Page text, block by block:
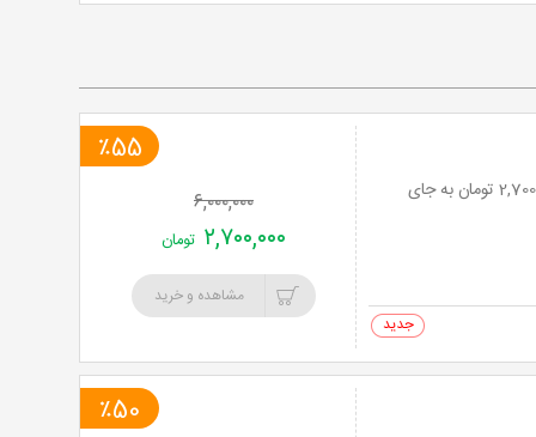
برداشتن غبغب (لیپوماتیک) در کلینیک زیبایی هستیا با 55% تخفیف و پرداخت تنها 2,700,000 تومان به جای
0 خرید
٪55
۶,۰۰۰,۰۰۰
۲,۷۰۰,۰۰۰ تومان
مشاهده و خرید
٪50